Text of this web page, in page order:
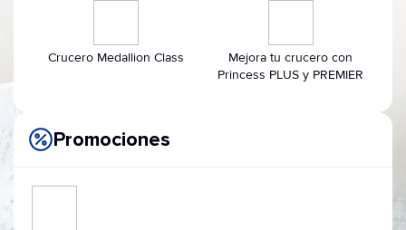
Crucero Medallion Class
Mejora tu crucero con
Princess PLUS y PREMIER
Promociones